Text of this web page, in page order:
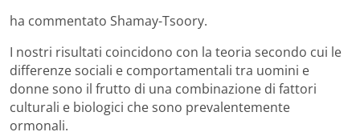
ha commentato Shamay-Tsoory.
I nostri risultati coincidono con la teoria secondo cui le
differenze sociali e comportamentali tra uomini e
donne sono il frutto di una combinazione di fattori
culturali e biologici che sono prevalentemente
ormonali.